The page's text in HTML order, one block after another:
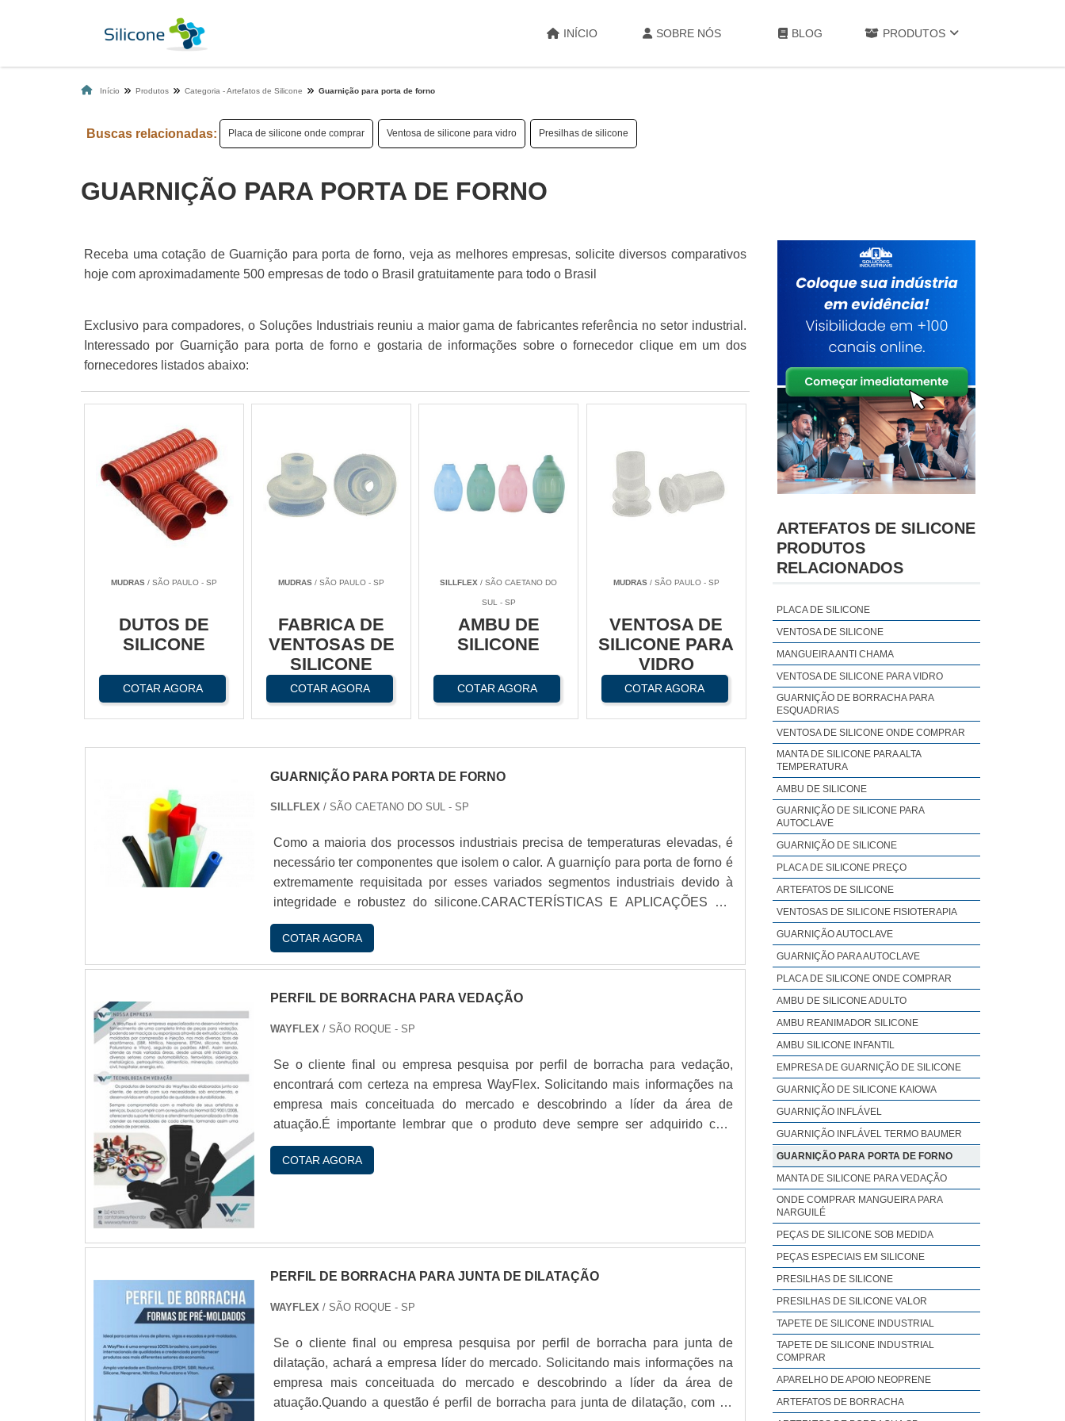
INÍCIO SOBRE NÓS BLOG PRODUTOS
Início Produtos Categoria - Artefatos de Silicone Guarnição para porta de forno
Buscas relacionadas: Placa de silicone onde comprar Ventosa de silicone para vidro Presilhas de silicone
GUARNIÇÃO PARA PORTA DE FORNO
Receba uma cotação de Guarnição para porta de forno, veja as melhores empresas, solicite diversos comparativos
hoje com aproximadamente 500 empresas de todo o Brasil gratuitamente para todo o Brasil
Exclusivo para compadores, o Soluções Industriais reuniu a maior gama de fabricantes referência no setor industrial.
Interessado por Guarnição para porta de forno e gostaria de informações sobre o fornecedor clique em um dos
fornecedores listados abaixo:
MUDRAS / SÃO PAULO - SP
DUTOS DE
SILICONE
COTAR AGORA
MUDRAS / SÃO PAULO - SP
FABRICA DE
VENTOSAS DE
SILICONE
COTAR AGORA
SILLFLEX / SÃO CAETANO DO
SUL - SP
AMBU DE
SILICONE
COTAR AGORA
MUDRAS/ SÃO PAULO - SP
VENTOSA DE
SILICONE PARA
VIDRO
COTAR AGORA
GUARNIÇÃO PARA PORTA DE FORNO
SILLFLEX / SÃO CAETANO DO SUL - SP
Como a maioria dos processos industriais precisa de temperaturas elevadas, é
necessário ter componentes que isolem o calor. A guarniçío para porta de forno é
extremamente requisitada por esses variados segmentos industriais devido à
integridade e robustez do silicone.CARACTERÍSTICAS E APLICAÇÕES DA
GUARNIÇíO FEITA DE SILICONEA guarniçío é uma peça que pode ser utilizada
em diversos contextos industriais. Entre eles, estío: Alimentício: ...
COTAR AGORA
PERFIL DE BORRACHA PARA VEDAÇÃO
WAYFLEX / SÃO ROQUE - SP
Se o cliente final ou empresa pesquisa por perfil de borracha para vedação,
encontrará com certeza na empresa WayFlex. Solicitando mais informações na
empresa mais conceituada do mercado e descobrindo a líder da área de
atuação.É importante lembrar que o produto deve sempre ser adquirido com
empresas especializadas no segmento. Esse tipo de cuidado ajuda a garantir a
qualidade e durabilidade dos materiais, além de evitar prejuízos com s...
COTAR AGORA
PERFIL DE BORRACHA PARA JUNTA DE DILATAÇÃO
WAYFLEX / SÃO ROQUE - SP
Se o cliente final ou empresa pesquisa por perfil de borracha para junta de
dilatação, achará a empresa líder do mercado. Solicitando mais informações na
empresa mais conceituada do mercado e descobrindo a líder da área de
atuação.Quando a questão é perfil de borracha para junta de dilatação, com os
ARTEFATOS DE SILICONE
PRODUTOS
RELACIONADOS
PLACA DE SILICONE
VENTOSA DE SILICONE
MANGUEIRA ANTI CHAMA
VENTOSA DE SILICONE PARA VIDRO
GUARNIÇÃO DE BORRACHA PARA
ESQUADRIAS
VENTOSA DE SILICONE ONDE COMPRAR
MANTA DE SILICONE PARA ALTA
TEMPERATURA
AMBU DE SILICONE
GUARNIÇÃO DE SILICONE PARA
AUTOCLAVE
GUARNIÇÃO DE SILICONE
PLACA DE SILICONE PREÇO
ARTEFATOS DE SILICONE
VENTOSAS DE SILICONE FISIOTERAPIA
GUARNIÇÃO AUTOCLAVE
GUARNIÇÃO PARA AUTOCLAVE
PLACA DE SILICONE ONDE COMPRAR
AMBU DE SILICONE ADULTO
AMBU REANIMADOR SILICONE
AMBU SILICONE INFANTIL
EMPRESA DE GUARNIÇÃO DE SILICONE
GUARNIÇÃO DE SILICONE KAIOWA
GUARNIÇÃO INFLÁVEL
GUARNIÇÃO INFLÁVEL TERMO BAUMER
GUARNIÇÃO PARA PORTA DE FORNO
MANTA DE SILICONE PARA VEDAÇÃO
ONDE COMPRAR MANGUEIRA PARA
NARGUILÉ
PEÇAS DE SILICONE SOB MEDIDA
PEÇAS ESPECIAIS EM SILICONE
PRESILHAS DE SILICONE
PRESILHAS DE SILICONE VALOR
TAPETE DE SILICONE INDUSTRIAL
TAPETE DE SILICONE INDUSTRIAL
COMPRAR
APARELHO DE APOIO NEOPRENE
ARTEFATOS DE BORRACHA